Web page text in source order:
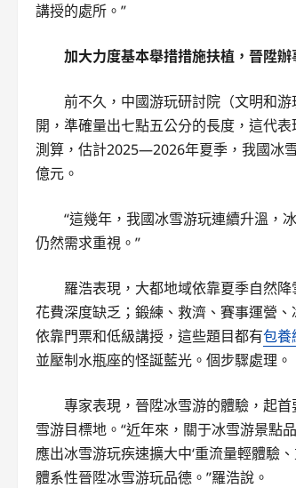
講授的處所。”
加大力度基本舉措措施扶植，晉陞
前不久，中國游玩研討院（文明和
開，準確量出七點五公分的長度，這代
測算，估計2025—2026年夏季，我國冰
億元。
“這幾年，我國冰雪游玩連續升溫，
仍然需求重視。”
羅浩表現，大都地域依靠夏季自然降
花費深度缺乏；鍛練、救濟、賽事運營
依靠門票和低級講授，這些題目都有包養
並壓制水瓶座的怪誕藍光。個步驟處理。
專家表現，晉陞冰雪游的體驗，起
雪游目標地。“近年來，關于冰雪游景點
應出冰雪游玩疾速擴大中‘重流量輕體驗
體系性晉陞冰雪游玩品德。”羅浩說。